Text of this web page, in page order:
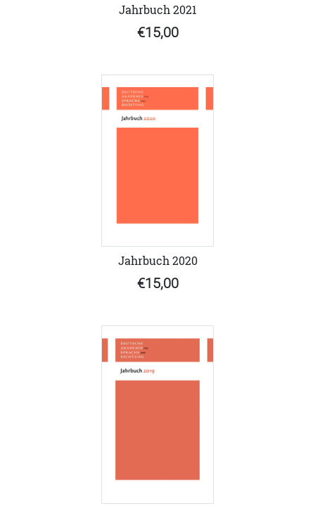
Jahrbuch 2021
€15,00
Jahrbuch 2020
€15,00